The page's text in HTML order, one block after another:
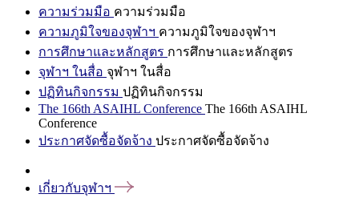
ความร่วมมือ ความร่วมมือ
ความภูมิใจของจุฬาฯ ความภูมิใจของจุฬาฯ
การศึกษาและหลักสูตร การศึกษาและหลักสูตร
จุฬาฯ ในสื่อ จุฬาฯ ในสื่อ
ปฏิทินกิจกรรม ปฏิทินกิจกรรม
The 166th ASAIHL Conference The 166th ASAIHL
Conference
ประกาศจัดซื้อจัดจ้าง ประกาศจัดซื้อจัดจ้าง
เกี่ยวกับจุฬาฯ